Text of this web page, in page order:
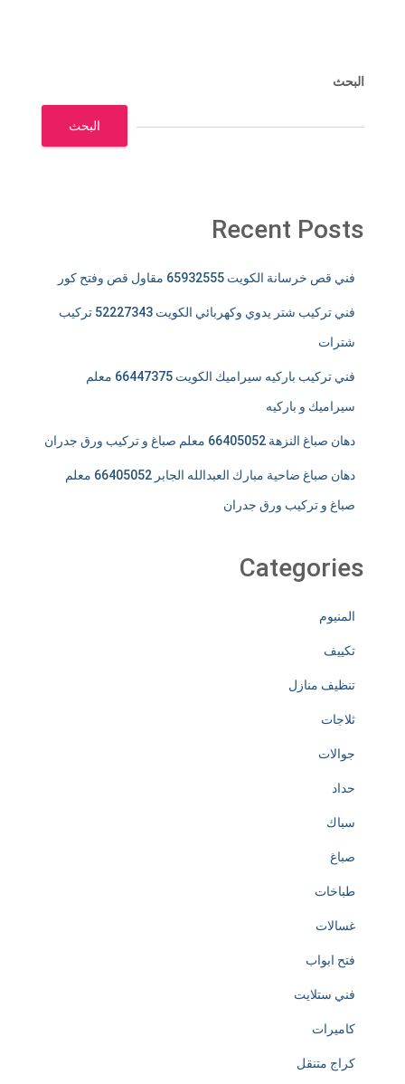
البحث
البحث
Recent Posts
فني قص خرسانة الكويت 65932555 مقاول قص وفتح كور
فني تركيب شتر يدوي وكهربائي الكويت 52227343 تركيب
شترات
فني تركيب باركيه سيراميك الكويت 66447375 معلم
سيراميك و باركيه
دهان صباغ النزهة 66405052 معلم صباغ و تركيب ورق جدران
دهان صباغ ضاحية مبارك العبدالله الجابر 66405052 معلم
صباغ و تركيب ورق جدران
Categories
المنيوم
تكييف
تنظيف منازل
ثلاجات
جوالات
حداد
سباك
صباغ
طباخات
غسالات
فتح ابواب
فني ستلايت
كاميرات
كراج متنقل